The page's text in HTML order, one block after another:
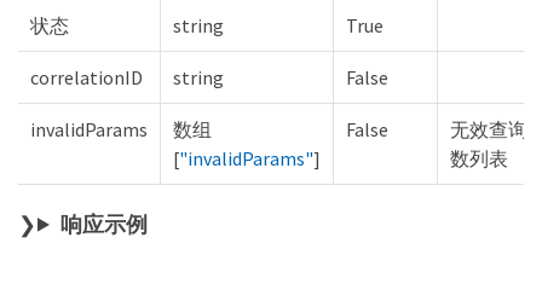
状态 string True
correlationID string False
invalidParams
数组
["invalidParams"]
False
无效查询
数列表
响应示例